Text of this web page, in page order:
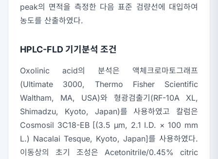
peak의 면적을 측정한 다음 표준 검량선에 대입하여
농도를 산출하였다.
HPLC-FLD 기기분석 조건
Oxolinic acid의 분석은 액체크로마토그래프
(Ultimate 3000, Thermo Fisher Scientific
Waltham, MA, USA)와 형광검출기(RF-10A XL,
Shimadzu, Kyoto, Japan)를 사용하였고 칼럼은
Cosmosil 3C18-EB [(3.5 μm, 2.1 I.D. × 100 mm
L.) Nacalai Tesque, Kyoto, Japan]를 사용하였다.
이동상의 초기 조성은 Acetonitrile/0.45% citric